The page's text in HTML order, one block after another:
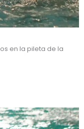
en la pileta de la